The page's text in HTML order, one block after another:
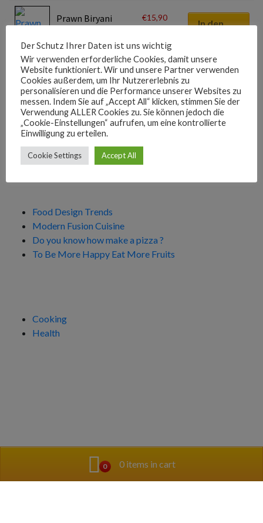
0 0 items in cart
Prawn Biryani €15,90
In den
Taj Biryani €18,90
In den
Vegetable Biryani €13,90
In den
Warenkorb
Suchen
nach:
Neueste Beiträge
Food Design Trends
Modern Fusion Cuisine
Do you know how make a pizza ?
To Be More Happy Eat More Fruits
Cooking
Health
Der Schutz Ihrer Daten ist uns wichtig
Wir verwenden erforderliche Cookies, damit unsere
Website funktioniert. Wir und unsere Partner verwenden
Cookies außerdem, um Ihr Nutzererlebnis zu
personalisieren und die Performance unserer Websites zu
messen. Indem Sie auf „Accept All“ klicken, stimmen Sie der
Verwendung ALLER Cookies zu. Sie können jedoch die
„Cookie-Einstellungen“ aufrufen, um eine kontrollierte
Einwilligung zu erteilen.
Cookie Settings Accept All